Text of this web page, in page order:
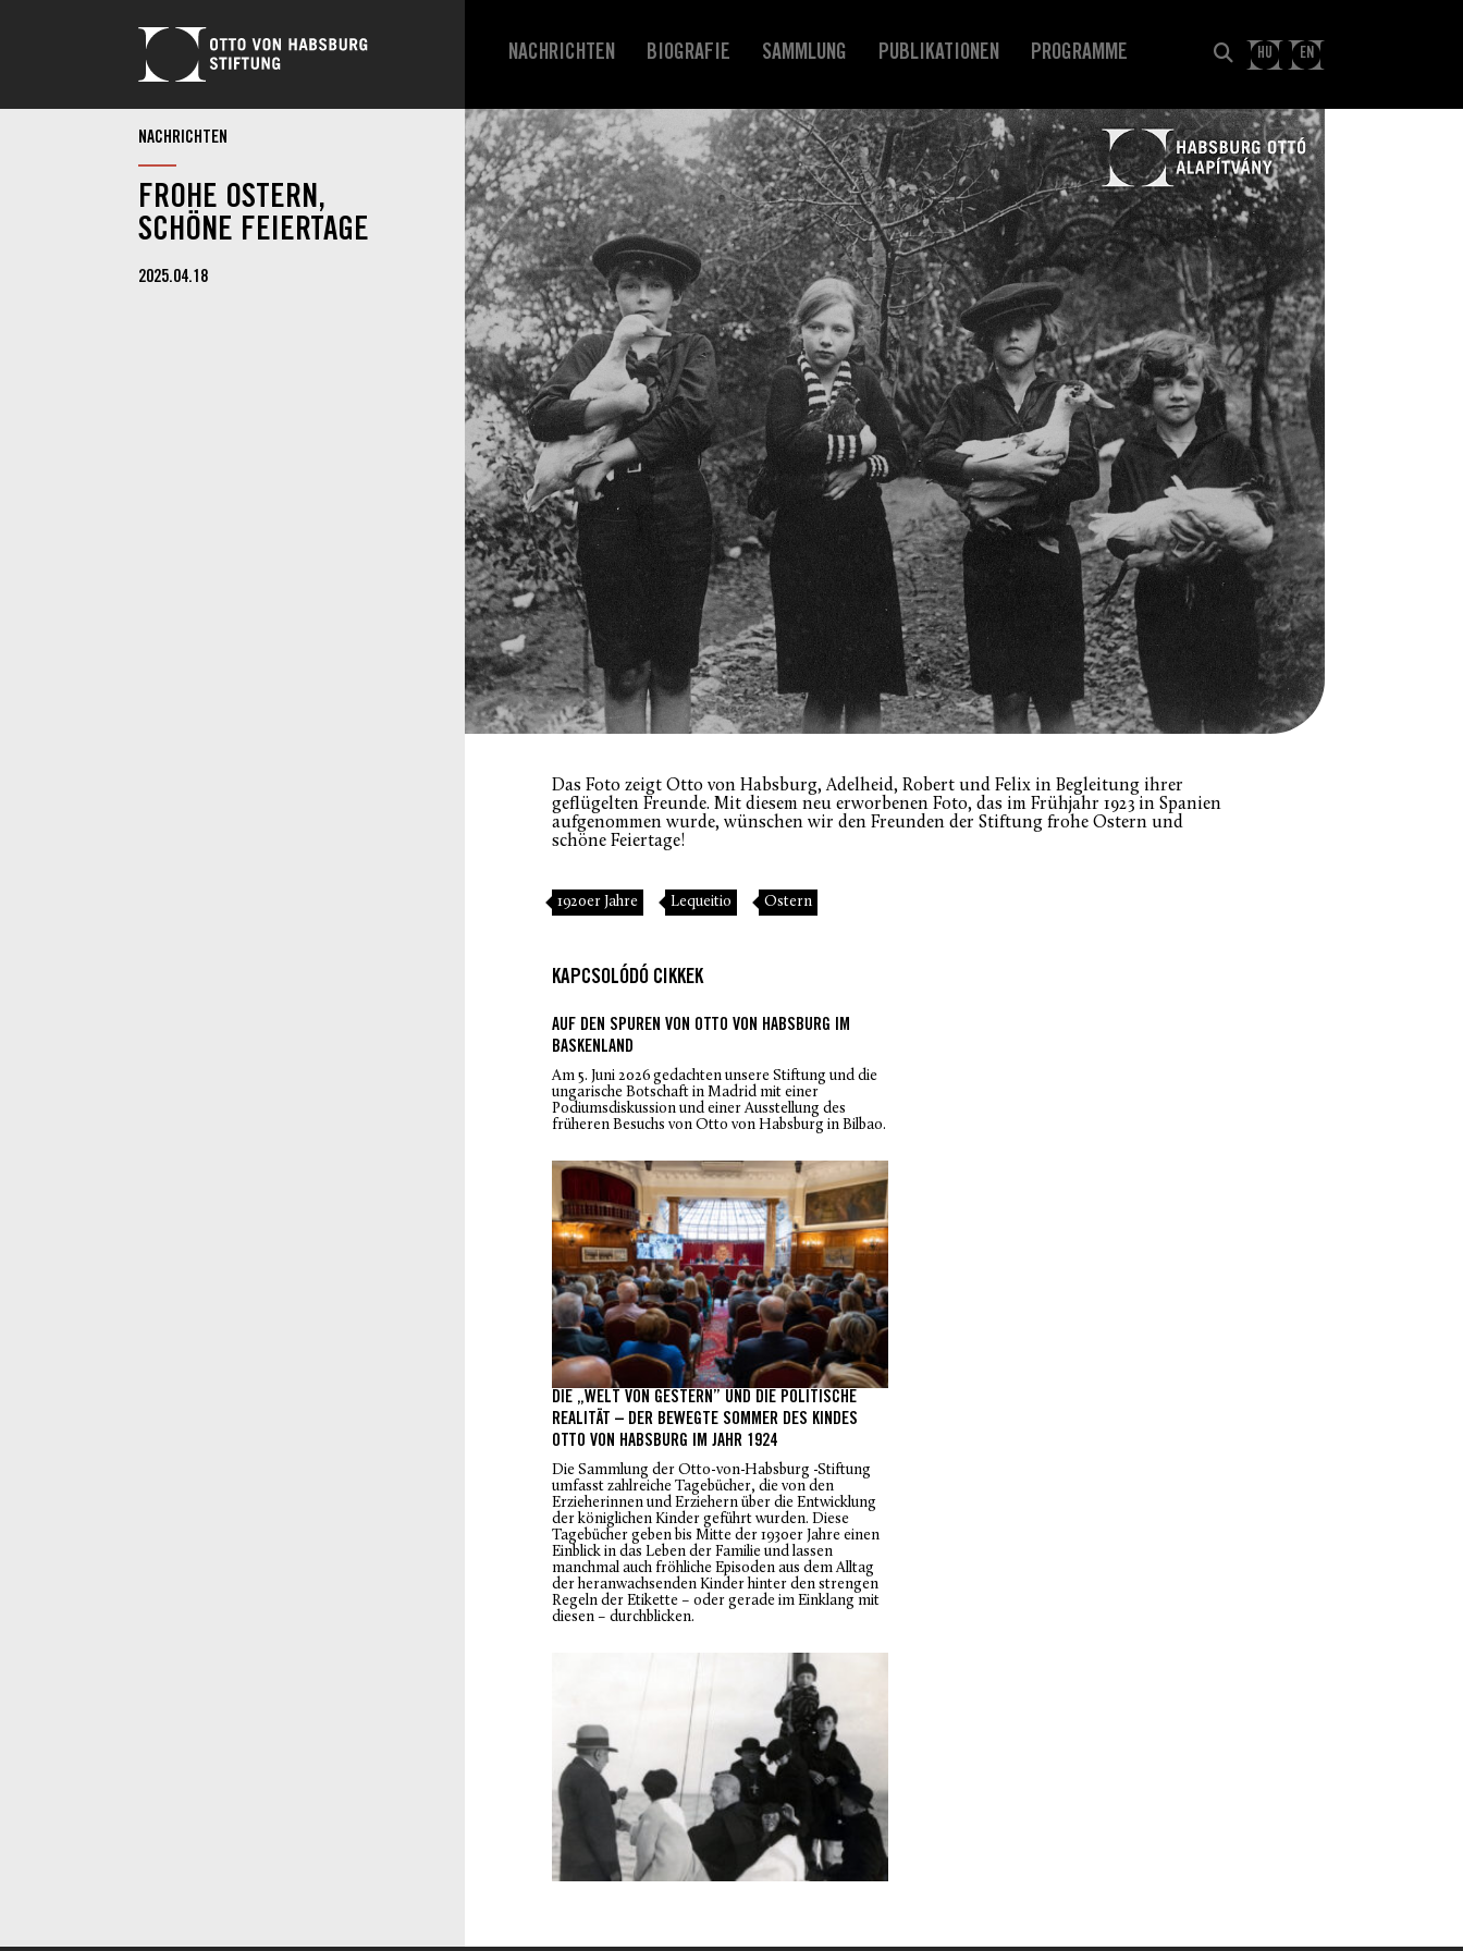
NACHRICHTEN BIOGRAFIE SAMMLUNG PUBLIKATIONEN PROGRAMME HU EN
NACHRICHTEN
FROHE OSTERN,
SCHÖNE FEIERTAGE
2025.04.18
Das Foto zeigt Otto von Habsburg, Adelheid, Robert und Felix in Begleitung ihrer
geflügelten Freunde. Mit diesem neu erworbenen Foto, das im Frühjahr 1923 in Spanien
aufgenommen wurde, wünschen wir den Freunden der Stiftung frohe Ostern und
schöne Feiertage!
1920er Jahre Lequeitio Ostern
KAPCSOLÓDÓ CIKKEK
AUF DEN SPUREN VON OTTO VON HABSBURG IM
BASKENLAND
Am 5. Juni 2026 gedachten unsere Stiftung und die
ungarische Botschaft in Madrid mit einer
Podiumsdiskussion und einer Ausstellung des
früheren Besuchs von Otto von Habsburg in Bilbao.
DIE „WELT VON GESTERN” UND DIE POLITISCHE
REALITÄT – DER BEWEGTE SOMMER DES KINDES
OTTO VON HABSBURG IM JAHR 1924
Die Sammlung der Otto-von-Habsburg -Stiftung
umfasst zahlreiche Tagebücher, die von den
Erzieherinnen und Erziehern über die Entwicklung
der königlichen Kinder geführt wurden. Diese
Tagebücher geben bis Mitte der 1930er Jahre einen
Einblick in das Leben der Familie und lassen
manchmal auch fröhliche Episoden aus dem Alltag
der heranwachsenden Kinder hinter den strengen
Regeln der Etikette – oder gerade im Einklang mit
diesen – durchblicken.